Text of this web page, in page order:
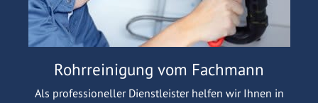
Rohrreinigung vom Fachmann
Als professioneller Dienstleister helfen wir Ihnen in